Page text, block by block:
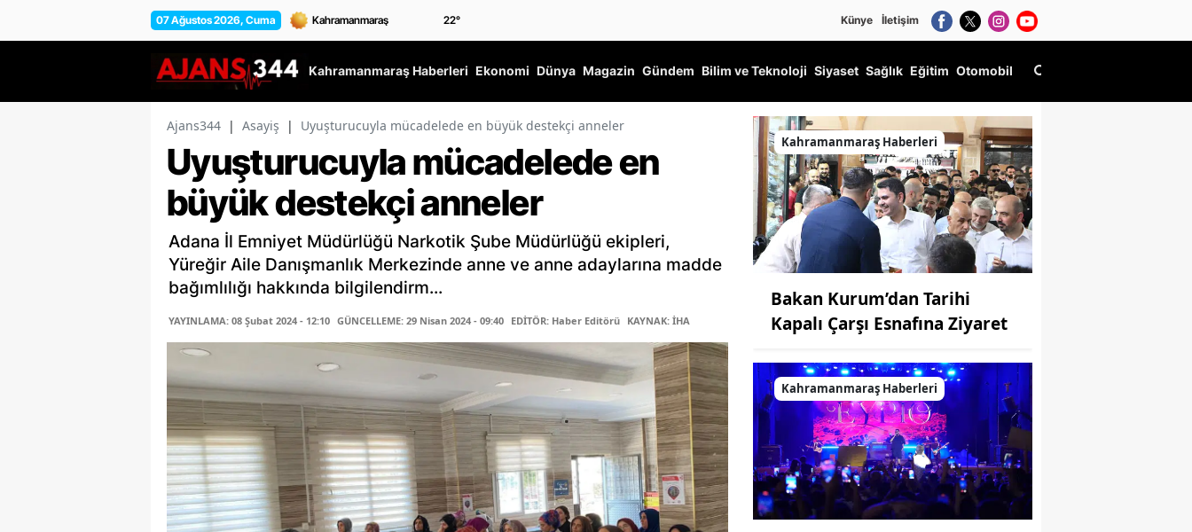
07 Ağustos 2026, Cuma 22° Künye İletişim
Kahramanmaraş Haberleri Ekonomi Dünya Magazin Gündem Bilim ve Teknoloji Siyaset Sağlık Eğitim Otomobil
Ajans344 | Asayiş | Uyuşturucuyla mücadelede en büyük destekçi anneler
Uyuşturucuyla mücadelede en
büyük destekçi anneler
Adana İl Emniyet Müdürlüğü Narkotik Şube Müdürlüğü ekipleri,
Yüreğir Aile Danışmanlık Merkezinde anne ve anne adaylarına madde
bağımlılığı hakkında bilgilendirm...
YAYINLAMA: 08 Şubat 2024 - 12:10 GÜNCELLEME: 29 Nisan 2024 - 09:40 EDİTÖR: Haber Editörü KAYNAK: İHA
Kahramanmaraş Haberleri
Bakan Kurum’dan Tarihi
Kapalı Çarşı Esnafına Ziyaret
Kahramanmaraş Haberleri